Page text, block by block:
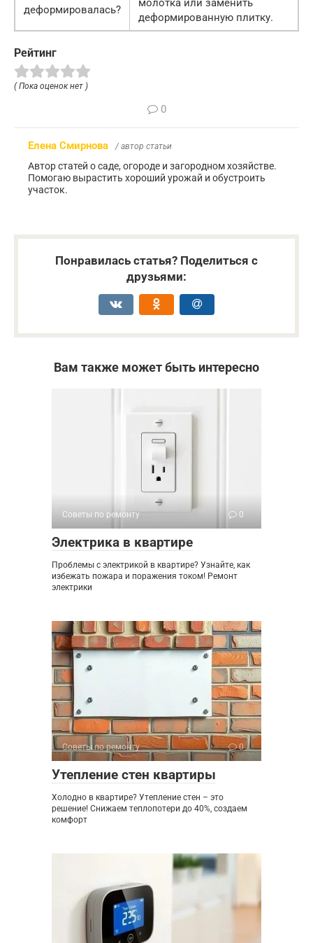
деформировалась?
молотка или заменить
деформированную плитку.
Рейтинг
( Пока оценок нет )
0
Елена Смирнова / автор статьи
Автор статей о саде, огороде и загородном хозяйстве.
Помогаю вырастить хороший урожай и обустроить
участок.
Понравилась статья? Поделиться с
друзьями:
Вам также может быть интересно
Советы по ремонту 0
Электрика в квартире
Проблемы с электрикой в квартире? Узнайте, как
избежать пожара и поражения током! Ремонт
электрики
Советы по ремонту 0
Утепление стен квартиры
Холодно в квартире? Утепление стен – это
решение! Снижаем теплопотери до 40%, создаем
комфорт